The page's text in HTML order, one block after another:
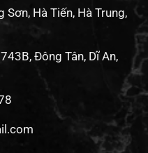
Hà Tiến, Hà Trung,
Đông Tân, Dĩ An,